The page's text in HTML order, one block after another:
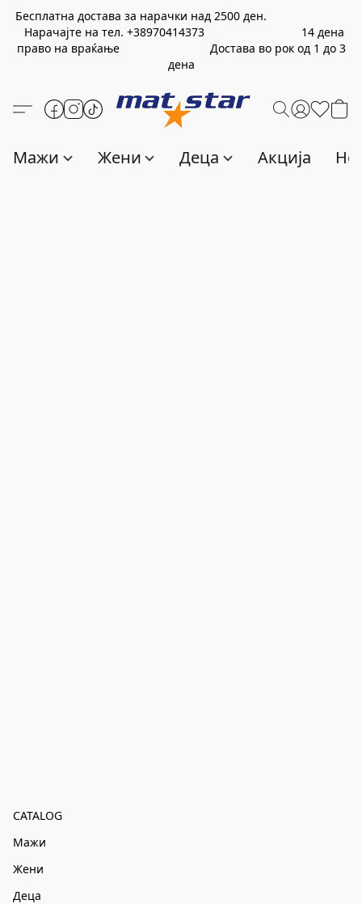
Бесплатна достава за нарачки над 2500 ден.
Нарачајте на тел. +38970414373 14 дена
право на враќање Достава во рок од 1 до 3
дена
Мажи Жени Деца Акција
CATALOG
Мажи
Жени
Деца